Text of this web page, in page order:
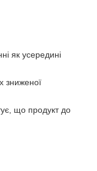
як усередині
зниженої
що продукт до